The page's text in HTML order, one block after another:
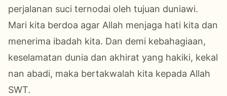
perjalanan suci ternodai oleh tujuan duniawi.
Mari kita berdoa agar Allah menjaga hati kita dan
menerima ibadah kita. Dan demi kebahagiaan,
keselamatan dunia dan akhirat yang hakiki, kekal
nan abadi, maka bertakwalah kita kepada Allah
SWT.